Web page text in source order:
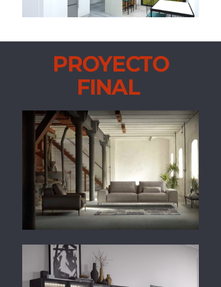
PROYECTO
FINAL